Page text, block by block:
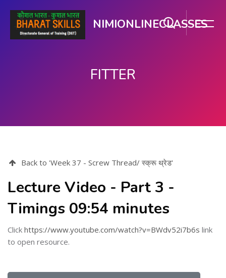
NIMIONLINECLASSES
FITTER
Back to 'Week 37 - Screw Thread/ स्क्रू थ्रेड'
Lecture Video - Part 3 -
Timings 09:54 minutes
Click https://www.youtube.com/watch?v=BWdv52i7b6s link
to open resource.